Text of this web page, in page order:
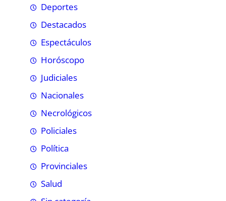
Deportes
Destacados
Espectáculos
Horóscopo
Judiciales
Nacionales
Necrológicos
Policiales
Política
Provinciales
Salud